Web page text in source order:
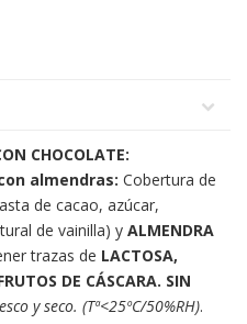
CHOCOLATE:
almendras: Cobertura de
de cacao, azúcar,
de vainilla) y ALMENDRA
trazas de LACTOSA,
DE CÁSCARA. SIN
y seco. (Tª<25ºC/50%RH).